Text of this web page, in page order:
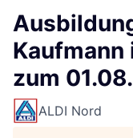
Kaufmann
zum
ALDI Nord